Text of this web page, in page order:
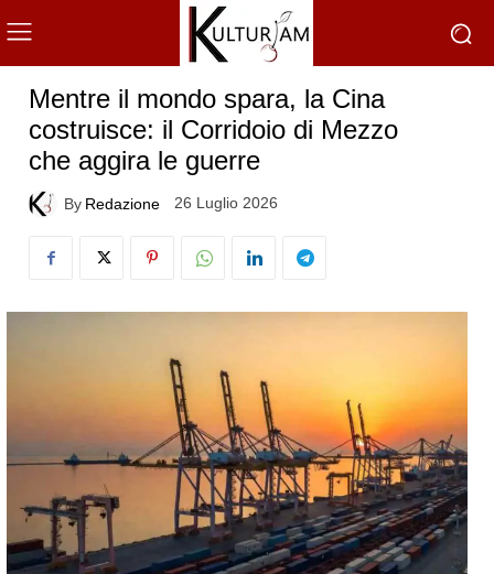
Mentre il mondo spara, la Cina
costruisce: il Corridoio di Mezzo
che aggira le guerre
By Redazione 26 Luglio 2026